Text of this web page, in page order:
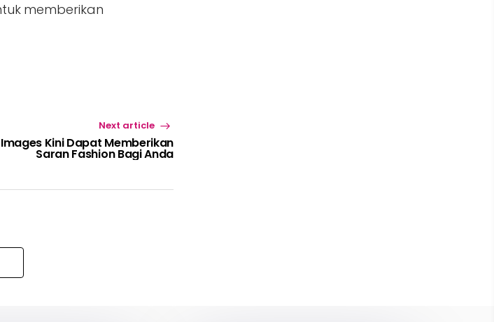
memberikan
Next article
Kini Dapat Memberikan
Saran Fashion Bagi Anda